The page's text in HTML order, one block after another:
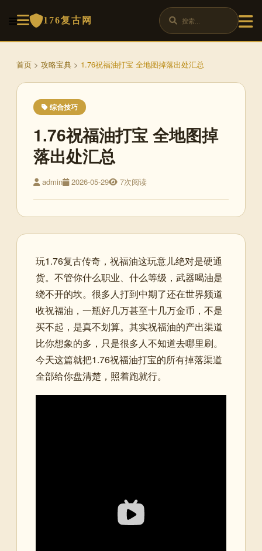
176复古网
首页 > 攻略宝典 > 1.76祝福油打宝 全地图掉落出处汇总
综合技巧
1.76祝福油打宝 全地图掉
落出处汇总
admin 2026-05-29 7次阅读
玩1.76复古传奇，祝福油这玩意儿绝对是硬通
货。不管你什么职业、什么等级，武器喝油是
绕不开的坎。很多人打到中期了还在世界频道
收祝福油，一瓶好几万甚至十几万金币，不是
买不起，是真不划算。其实祝福油的产出渠道
比你想象的多，只是很多人不知道去哪里刷。
今天这篇就把1.76祝福油打宝的所有掉落渠道
全部给你盘清楚，照着跑就行。